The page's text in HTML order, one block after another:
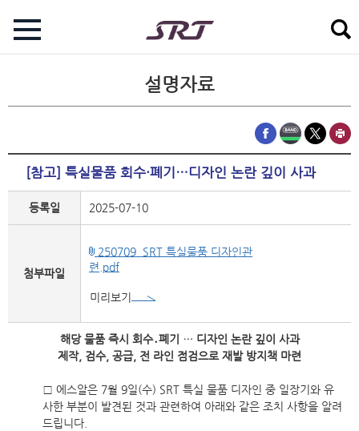
설명자료
[참고] 특실물품 회수·폐기…디자인 논란 깊이 사과
등록일 2025-07-10
첨부파일
250709_SRT 특실물품 디자인관
련.pdf
미리보기
해당 물품 즉시 회수․폐기 … 디자인 논란 깊이 사과
제작, 검수, 공급, 전 라인 점검으로 재발 방지책 마련
□ 에스알은 7월 9일(수) SRT 특실 물품 디자인 중 일장기와 유
사한 부분이 발견된 것과 관련하여 아래와 같은 조치 사항을 알려
드립니다.